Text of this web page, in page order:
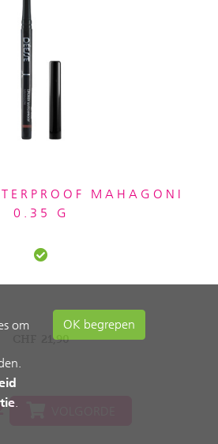
MAHAGONI
0.35 G
21,90
om
.
OK begrepen